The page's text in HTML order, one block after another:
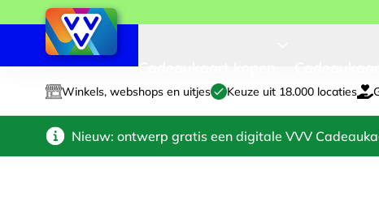
Winkels, webshops en uitjes Keuze uit 18.000 locaties
Nieuw: ontwerp gratis een digitale VVV